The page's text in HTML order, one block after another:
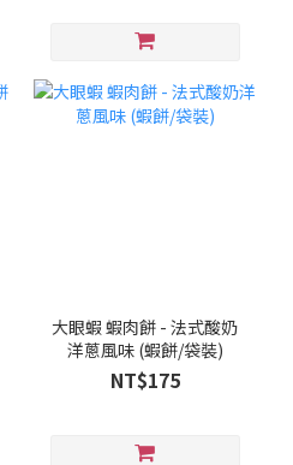
大眼蝦 蝦肉餅 - 法式酸奶
洋蔥風味 (蝦餅/袋裝)
NT$175